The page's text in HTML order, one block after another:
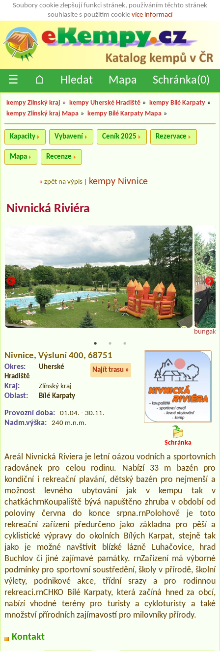
Soubory cookie zlepšují funkci stránek, používáním těchto stránek
souhlasíte s použitím cookie více informací
☰ ⌂ Hledat Mapa Schránka(0)
kempy Zlínský kraj » kempy Uherské Hradiště » kempy Bílé Karpaty »
kempy Zlínský kraj Mapa » kempy Bílé Karpaty Mapa »
Kapacity Vybavení Ceník 2025 Rezervace
Mapa Recenze
« zpět na výpis kempy Nivnice
Nivnická Riviéra
Nivnice, Výsluní 400, 68751
Najít trasu »
Okres:
Uherské
Hradiště
Kraj: Zlínský kraj
Oblast: Bílé Karpaty
Provozní doba: 01.04. - 30.11.
Nadm.výška: 240 m.n.m.
Schránka
Areál Nivnická Riviera je letní oázou vodních a sportovních
radovánek pro celou rodinu. Nabízí 33 m bazén pro
kondiční i rekreační plavání, dětský bazén pro nejmenší a
možnost levného ubytování jak v kempu tak v
chatkáchrnKoupaliště bývá napuštěno zhruba v období od
poloviny června do konce srpna.rnPolohově je toto
rekreační zařízení předurčeno jako základna pro pěší a
cyklistické výpravy do okolních Bílých Karpat, stejně tak
jako je možné navštívit blízké lázně Luhačovice, hrad
Buchlov či jiné zajímavé památky. rnZařízení má výborné
podmínky pro sportovní soustředění, školy v přírodě, školní
výlety, podnikové akce, třídní srazy a pro rodinnou
rekreaci.rnCHKO Bílé Karpaty, která začíná hned za obcí,
nabízí vhodné terény pro turisty a cykloturisty a také
množství přírodních zajímavostí pro milovníky přírody.
Kontakt